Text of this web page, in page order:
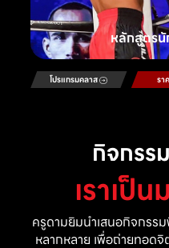
หลักสูตรนั
โปรแกรมคลาส รา
กิจกรร
เราเป็
ครูดามยิมนำเสนอกิจกรร
หลากหลาย เพื่อถ่ายทอด